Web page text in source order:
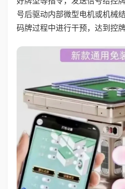
号后驱动内部微型电机或机械
码牌过程中进行干预，达到控牌